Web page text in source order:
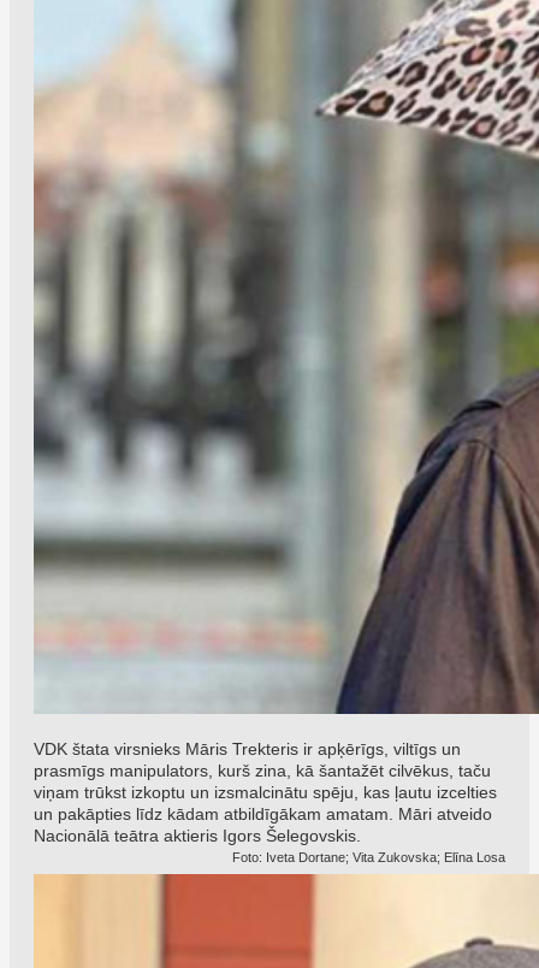
VDK štata virsnieks Māris Trekteris ir apķērīgs, viltīgs un
prasmīgs manipulators, kurš zina, kā šantažēt cilvēkus, taču
viņam trūkst izkoptu un izsmalcinātu spēju, kas ļautu izcelties
un pakāpties līdz kādam atbildīgākam amatam. Māri atveido
Nacionālā teātra aktieris Igors Šelegovskis.
Foto: Iveta Dortane; Vita Zukovska; Elīna Losa